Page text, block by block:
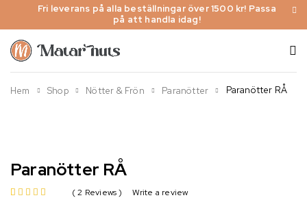
Fri leverans på alla beställningar över 1500 kr! Passa
på att handla idag!
Hem Shop Nötter & Frön Paranötter Paranötter RÅ
Paranötter RÅ
2 Reviews Write a review